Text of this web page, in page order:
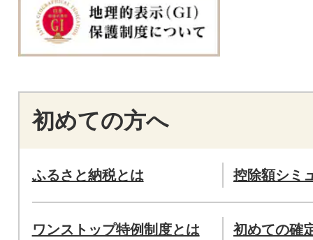
初めての方へ
ふるさと納税とは 控除額シミ
ワンストップ特例制度とは 初めての確